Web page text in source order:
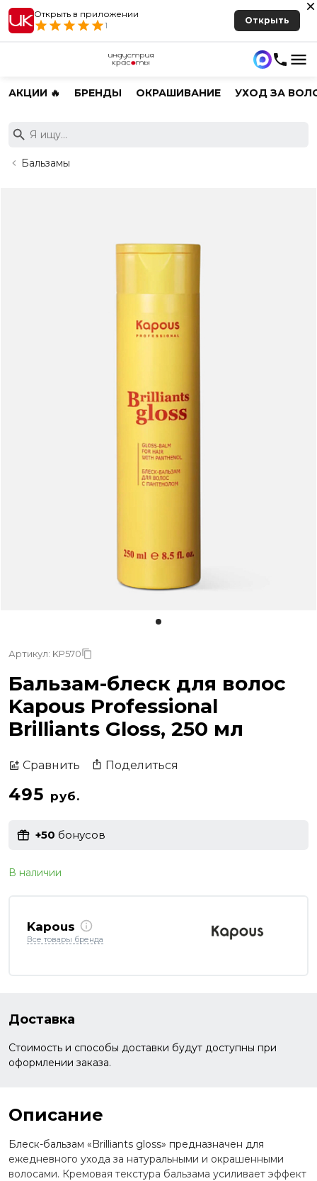
Открыть в приложении
1
Открыть
АКЦИИ 🔥 БРЕНДЫ ОКРАШИВАНИЕ УХОД ЗА
Бальзамы
Артикул: KP570
Бальзам-блеск для волос
Kapous Professional
Brilliants Gloss, 250 мл
Сравнить Поделиться
495 руб.
+50 бонусов
В наличии
Kapous
Все товары бренда
Доставка
Стоимость и способы доставки будут доступны при
оформлении заказа.
Описание
Блеск-бальзам «Brilliants gloss» предназначен для
ежедневного ухода за натуральными и окрашенными
волосами. Кремовая текстура бальзама усиливает эффект